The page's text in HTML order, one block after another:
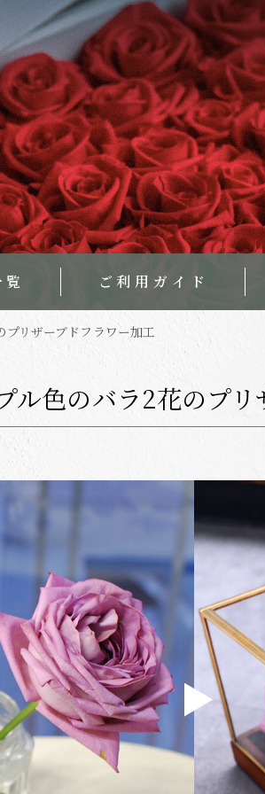
ご利用ガイド
リザーブドフラワー加工
ル色のバラ2花のプ